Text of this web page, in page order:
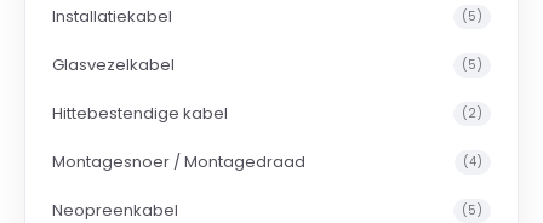
Installatiekabel (5)
Glasvezelkabel (5)
Hittebestendige kabel (2)
Montagesnoer / Montagedraad (4)
Neopreenkabel (5)